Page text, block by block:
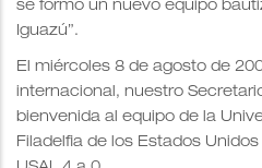
se formó un nuevo equipo
Iguazú”.
El miércoles 8 de agosto de
internacional, nuestro
bienvenida al equipo de la
Filadelfia de los Estados